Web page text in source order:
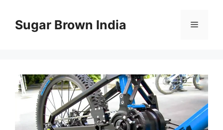
contentSugar Brown India Menu